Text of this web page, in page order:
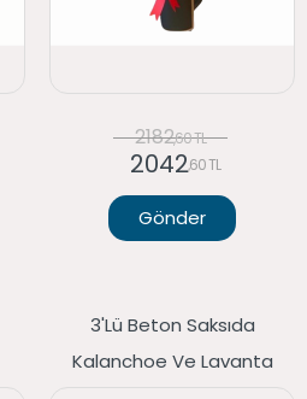
2182,60 TL
2042,60 TL
Gönder
3'lü Beton Saksıda
Kalanchoe Ve Lavanta